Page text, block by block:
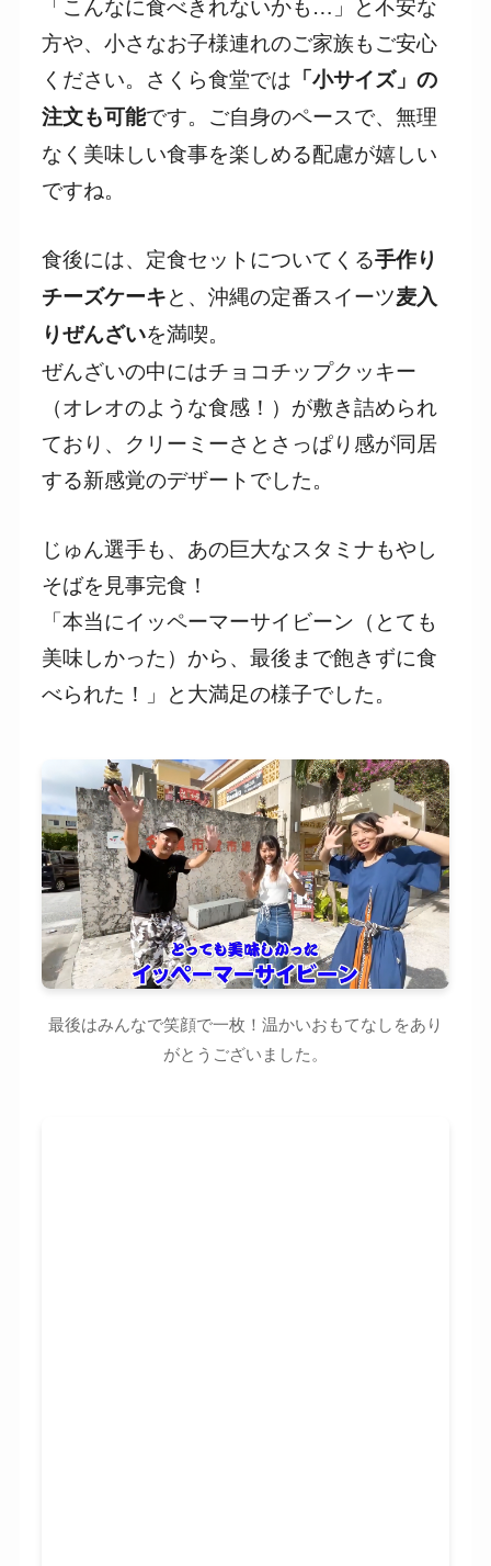
方や、小さなお子様連れのご家族もご安心
ください。さくら食堂では 「小サイズ」の
注文も可能です。ご自身のペースで、無理
なく美味しい食事を楽しめる配慮が嬉しい
ですね。
食後には、定食セットについてくる手作り
チーズケーキと、沖縄の定番スイーツ麦入
りぜんざいを満喫。
ぜんざいの中にはチョコチップクッキー
（オレオのような食感！）が敷き詰められ
ており、クリーミーさとさっぱり感が同居
する新感覚のデザートでした。
じゅん選手も、あの巨大なスタミナもやし
そばを見事完食！
「本当にイッペーマーサイビーン（とても
美味しかった）から、最後まで飽きずに食
べられた！」と大満足の様子でした。
最後はみんなで笑顔で一枚！温かいおもてなしをあり
がとうございました。